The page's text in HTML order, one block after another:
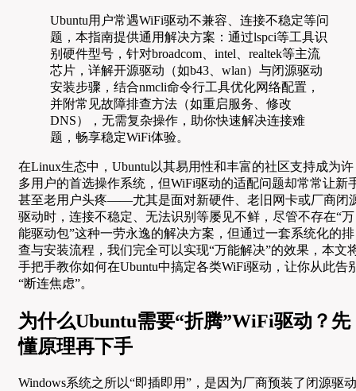
Ubuntu用户常遇WiFi驱动不兼容、连接不稳定等问
题，本指南提供通用解决方案：通过lspci等工具识
别硬件型号，针对broadcom、intel、realtek等主流
芯片，详解开源驱动（如b43、wlan）与闭源驱动
安装步骤，结合nmcli命令行工具优化网络配置，
并附常见故障排查方法（如重启服务、修改
DNS），无需复杂操作，助你快速解决连接难
题，畅享稳定WiFi体验。
在Linux生态中，Ubuntu以其易用性和丰富的社区支持成为许
多用户的首选操作系统，但WiFi驱动的适配问题却常常让新
甚至老用户头疼——尤其是面对新硬件、老旧网卡或厂商闭
驱动时，连接不稳定、无法识别等屡见不鲜，尽管不存在“万
能驱动包”这种一劳永逸的解决方案，但通过一套系统化的排
查与安装流程，我们完全可以实现“万能解决”的效果，本文
手把手教你如何在Ubuntu中搞定各类WiFi驱动，让你从此告
“断连焦虑”。
为什么Ubuntu需要“折腾”WiFi驱动？先
懂原理再下手
Windows系统之所以“即插即用”，是因为厂商预装了闭源驱动